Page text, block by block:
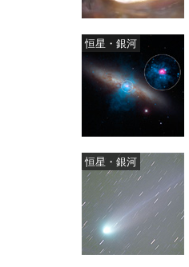
恒星・銀河
恒星・銀河